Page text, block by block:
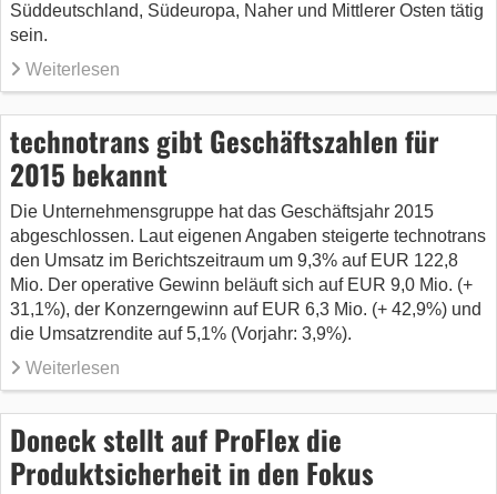
Süddeutschland, Südeuropa, Naher und Mittlerer Osten tätig
sein.
Weiterlesen
technotrans gibt Geschäftszahlen für
2015 bekannt
Die Unternehmensgruppe hat das Geschäftsjahr 2015
abgeschlossen. Laut eigenen Angaben steigerte technotrans
den Umsatz im Berichtszeitraum um 9,3% auf EUR 122,8
Mio. Der operative Gewinn beläuft sich auf EUR 9,0 Mio. (+
31,1%), der Konzerngewinn auf EUR 6,3 Mio. (+ 42,9%) und
die Umsatzrendite auf 5,1% (Vorjahr: 3,9%).
Weiterlesen
Doneck stellt auf ProFlex die
Produktsicherheit in den Fokus